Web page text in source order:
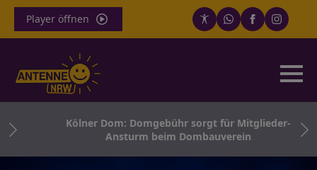
Player öffnen
Kölner Dom: Domgebühr sorgt für Mitglieder-
Ansturm beim Dombauverein